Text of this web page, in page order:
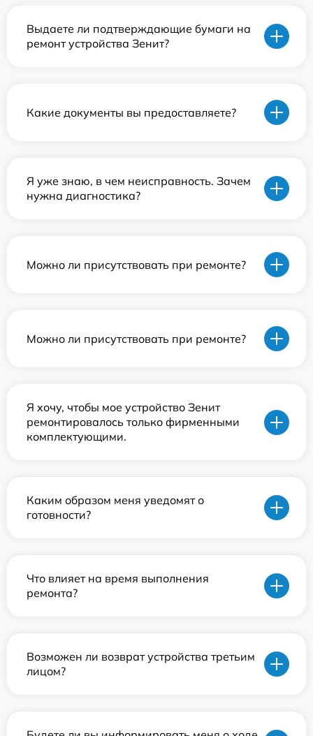
Выдаете ли подтверждающие бумаги на
ремонт устройства Зенит?
Какие документы вы предоставляете?
Я уже знаю, в чем неисправность. Зачем
нужна диагностика?
Можно ли присутствовать при ремонте?
Можно ли присутствовать при ремонте?
Я хочу, чтобы мое устройство Зенит
ремонтировалось только фирменными
комплектующими.
Каким образом меня уведомят о
готовности?
Что влияет на время выполнения
ремонта?
Возможен ли возврат устройства третьим
лицом?